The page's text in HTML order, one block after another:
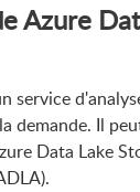
Azure
service
demande. Il
Data Lake